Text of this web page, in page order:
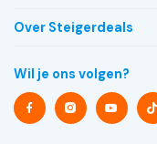
Over Steigerdeals
Wil je ons volgen?